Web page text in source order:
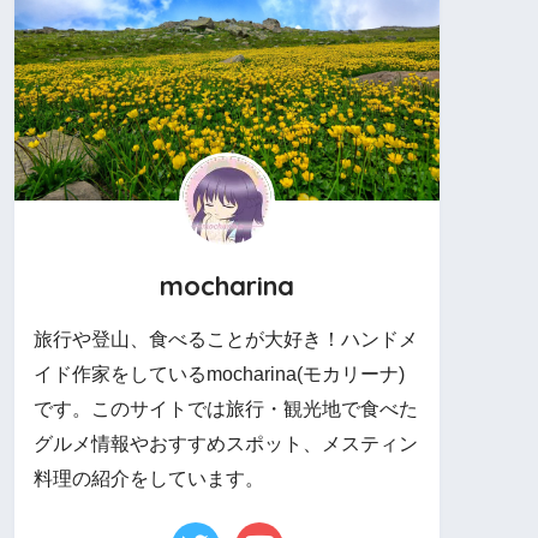
mocharina
旅行や登山、食べることが大好き！ハンドメ
イド作家をしているmocharina(モカリーナ)
です。このサイトでは旅行・観光地で食べた
グルメ情報やおすすめスポット、メスティン
料理の紹介をしています。